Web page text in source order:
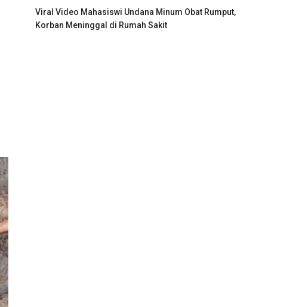
Viral Video Mahasiswi Undana Minum Obat Rumput,
Korban Meninggal di Rumah Sakit